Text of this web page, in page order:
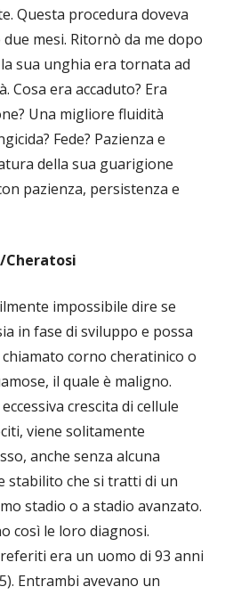
Questa procedura doveva
mesi. Ritornò da me dopo
sua unghia era tornata ad
Cosa era accaduto? Era
Una migliore fluidità
Fede? Pazienza e
della sua guarigione
pazienza, persistenza e
Cheratosi
impossibile dire se
in fase di sviluppo e possa
corno cheratinico o
il quale è maligno.
crescita di cellule
viene solitamente
anche senza alcuna
stabilito che si tratti di un
stadio o a stadio avanzato.
così le loro diagnosi.
era un uomo di 93 anni
Entrambi avevano un